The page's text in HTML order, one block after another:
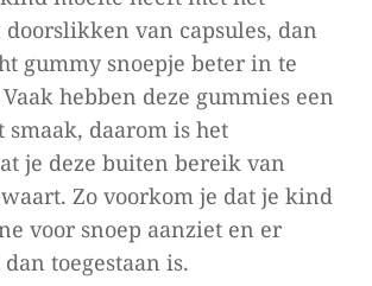
van capsules, dan
gummy snoepje beter in te
hebben deze gummies een
daarom is het
je deze buiten bereik van
Zo voorkom je dat je kind
voor snoep aanziet en er
toegestaan is.